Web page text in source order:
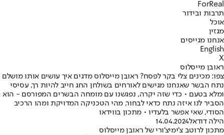
ForReal
תרבות ובידור
אוכל
מגזין
אנחנו מגייסים
English
X
ראובן מייסלוס
צפו: מכינים צלי בקר לפסח? ראובן מייסלוס מדגים איך עושים אותו מושלם
נתח הבשר שאנחנו מגישים לאורחים בשולחן החג חייב להיות רך, עסיסי
ומלא בטעם • כדי שזה יקרה, נפגשנו עם מומחה הבשרים המפורסם - הוא
הסביר לנו איזה נתח כדאי לבחור, מהי הטכניקה המדויקת ומהו הרכיב
הסודי, שאי אפשר בלעדיו • מתכון בווידאו
הילה דודאל14.04.2024
מתכון לרוטב צ'ימיצ'ורי של ראובן מייסלוס